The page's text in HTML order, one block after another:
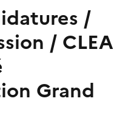
/
/ CLEA
Grand